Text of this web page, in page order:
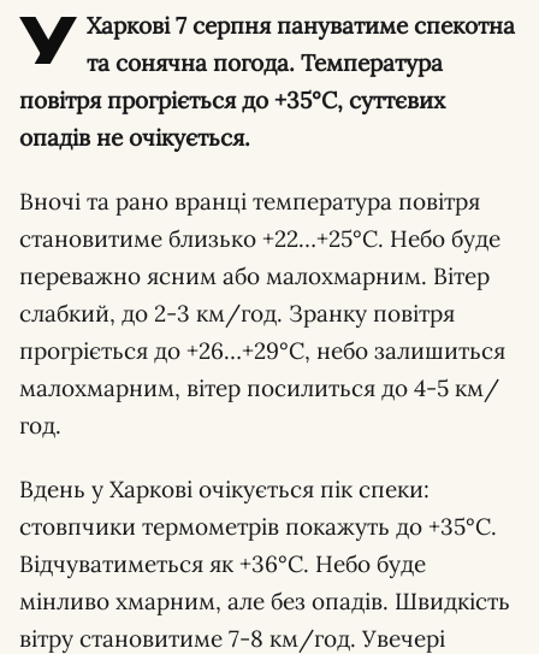
У Харкові 7 серпня пануватиме спекотна
та сонячна погода. Температура
повітря прогріється до +35°С, суттєвих
опадів не очікується.
Вночі та рано вранці температура повітря
становитиме близько +22…+25°С. Небо буде
переважно ясним або малохмарним. Вітер
слабкий, до 2-3 км/год. Зранку повітря
прогріється до +26…+29°С, небо залишиться
малохмарним, вітер посилиться до 4-5 км/
год.
Вдень у Харкові очікується пік спеки:
стовпчики термометрів покажуть до +35°С.
Відчуватиметься як +36°С. Небо буде
мінливо хмарним, але без опадів. Швидкість
вітру становитиме 7-8 км/год. Увечері